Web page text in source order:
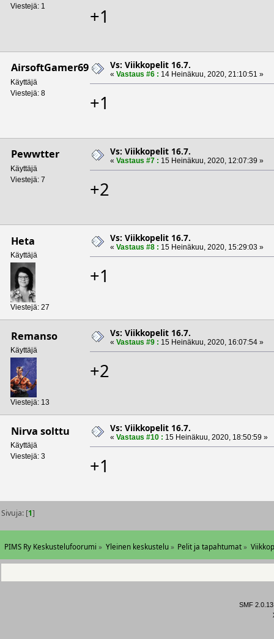
Viestejä: 1
+1
AirsoftGamer69
Käyttäjä
Viestejä: 8
Vs: Viikkopelit 16.7.
« Vastaus #6 : 14 Heinäkuu, 2020, 21:10:51 »
+1
Pewwtter
Käyttäjä
Viestejä: 7
Vs: Viikkopelit 16.7.
« Vastaus #7 : 15 Heinäkuu, 2020, 12:07:39 »
+2
Heta
Käyttäjä
Viestejä: 27
Vs: Viikkopelit 16.7.
« Vastaus #8 : 15 Heinäkuu, 2020, 15:29:03 »
+1
Remanso
Käyttäjä
Viestejä: 13
Vs: Viikkopelit 16.7.
« Vastaus #9 : 15 Heinäkuu, 2020, 16:07:54 »
+2
Nirva solttu
Käyttäjä
Viestejä: 3
Vs: Viikkopelit 16.7.
« Vastaus #10 : 15 Heinäkuu, 2020, 18:50:59 »
+1
Sivuja: [1]
PIMS Ry Keskustelufoorumi » Yleinen keskustelu» Pelit ja tapahtumat »
SMF 2.0.13